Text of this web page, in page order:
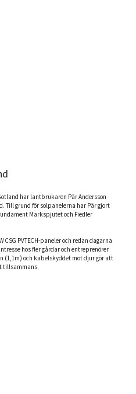
har lantbrukaren Pär Andersson
Till grund för solpanelerna har Pär gjort
Markspjutet och Fiedler
CSG PVTECH-paneler och redan dagarna
hos fler gårdar och entreprenörer
(1,1m) och kabelskyddet mot djur gör att
tillsammans.